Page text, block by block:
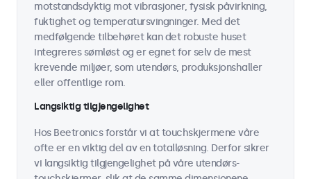
motstandsdyktig mot vibrasjoner, fysisk påvirkning,
fuktighet og temperatursvingninger. Med det
medfølgende tilbehøret kan det robuste huset
integreres sømløst og er egnet for selv de mest
krevende miljøer, som utendørs, produksjonshaller
eller offentlige rom.
Langsiktig tilgjengelighet
Hos Beetronics forstår vi at touchskjermene våre
ofte er en viktig del av en totalløsning. Derfor sikrer
vi langsiktig tilgjengelighet på våre utendørs-